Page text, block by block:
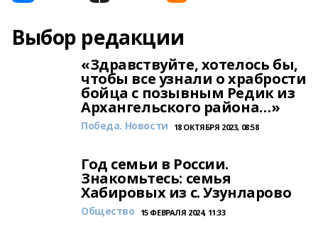
Выбор редакции
«Здравствуйте, хотелось бы,
чтобы все узнали о храбрости
бойца с позывным Редик из
Архангельского района…»
Победа. Новости 18 ОКТЯБРЯ 2023, 08:58
Год семьи в России.
Знакомьтесь: семья
Хабировых из с. Узунларово
Общество 15 ФЕВРАЛЯ 2024, 11:33